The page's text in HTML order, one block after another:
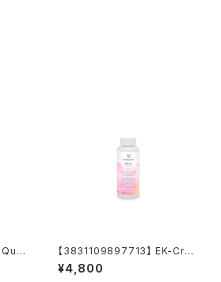
【3831109897713】 EK-Cryo
Fuel Superflush (Concentr
ate 250mL)
¥4,800